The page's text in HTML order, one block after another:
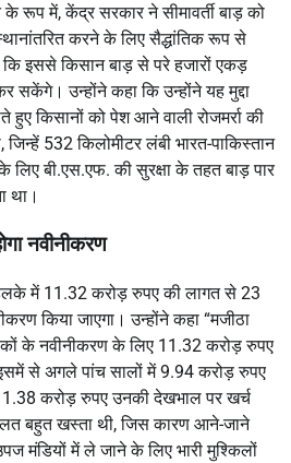
रूप में, केंद्र सरकार ने सीमावर्ती बाड़ को
करने के लिए सैद्धांतिक रूप से
कि इससे किसान बाड़ से परे हजारों एकड़
सकेंगे। उन्होंने कहा कि उन्होंने यह मुद्दा
हुए किसानों को पेश आने वाली रोजमर्रा की
532 किलोमीटर लंबी भारत-पाकिस्तान
बी.एस.एफ. की सुरक्षा के तहत बाड़ पार
था।
नवीनीकरण
में 11.32 करोड़ रुपए की लागत से 23
किया जाएगा। उन्होंने कहा “मजीठा
के नवीनीकरण के लिए 11.32 करोड़ रुपए
से अगले पांच सालों में 9.94 करोड़ रुपए
करोड़ रुपए उनकी देखभाल पर खर्च
बहुत खस्ता थी, जिस कारण आने-जाने
मंडियों में ले जाने के लिए भारी मुश्किलों